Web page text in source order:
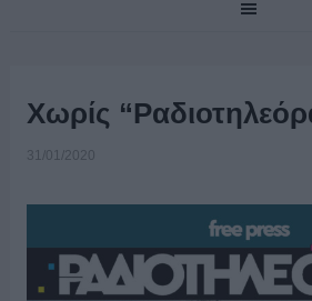
Χωρίς
31/01/2020